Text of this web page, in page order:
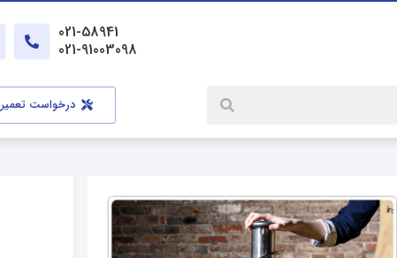
021-58941
021-91003098
درخواست تعمیر